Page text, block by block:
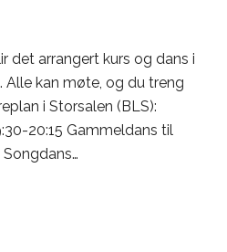
det arrangert kurs og dans i
Alle kan møte, og du treng
i Storsalen (BLS):
20:15 Gammeldans til